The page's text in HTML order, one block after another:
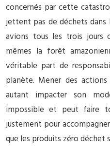
concernés par cette
jettent pas de déchets dans
avions tous les trois jours
mêmes la forêt
véritable part de
planète. Mener des
autant impacter son
impossible et peut faire
justement pour
que les produits zéro déchet